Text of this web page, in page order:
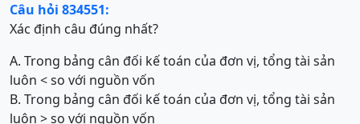
Câu hỏi 834551:
Xác định câu đúng nhất?
A. Trong bảng cân đối kế toán của đơn vị, tổng tài sản
luôn < so với nguồn vốn
B. Trong bảng cân đối kế toán của đơn vị, tổng tài sản
luôn > so với nguồn vốn